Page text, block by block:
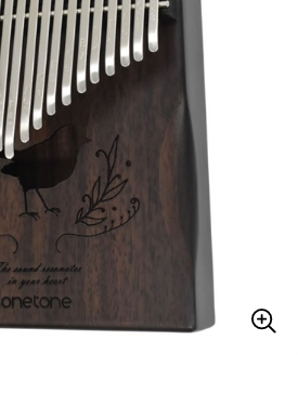
パーカッション
電子ピアノ
その他楽器